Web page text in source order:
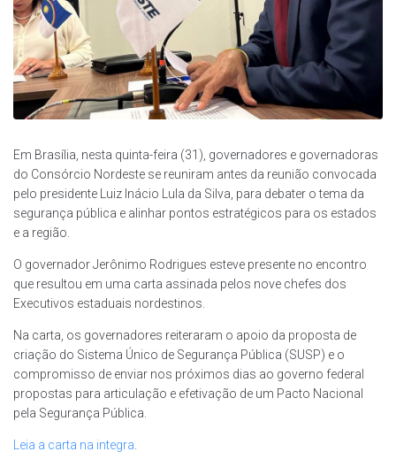
Em Brasília, nesta quinta-feira (31), governadores e governadoras
do Consórcio Nordeste se reuniram antes da reunião convocada
pelo presidente Luiz Inácio Lula da Silva, para debater o tema da
segurança pública e alinhar pontos estratégicos para os estados
e a região.
O governador Jerônimo Rodrigues esteve presente no encontro
que resultou em uma carta assinada pelos nove chefes dos
Executivos estaduais nordestinos.
Na carta, os governadores reiteraram o apoio da proposta de
criação do Sistema Único de Segurança Pública (SUSP) e o
compromisso de enviar nos próximos dias ao governo federal
propostas para articulação e efetivação de um Pacto Nacional
pela Segurança Pública.
Leia a carta na integra